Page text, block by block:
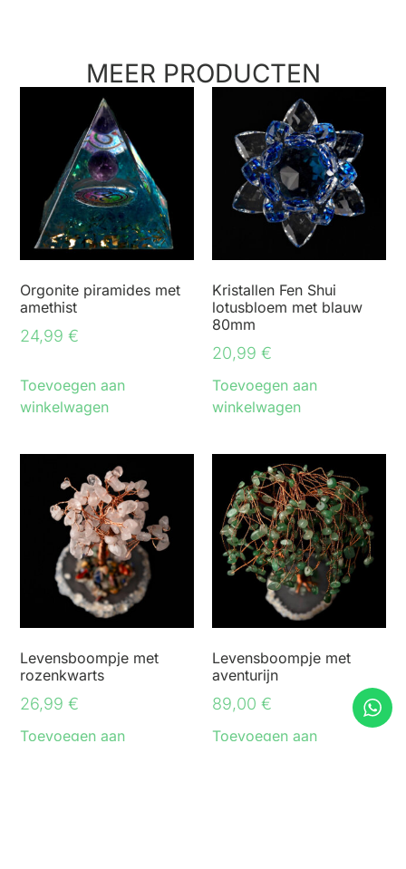
MEER PRODUCTEN
Orgonite piramides met
amethist
24,99€
Toevoegen aan
winkelwagen
Kristallen Fen Shui
lotusbloem met blauw
80mm
20,99 €
Toevoegen aan
winkelwagen
Levensboompje met
rozenkwarts
26,99€
Toevoegen aan
Levensboompje met
aventurijn
89,00 €
Toevoegen aan